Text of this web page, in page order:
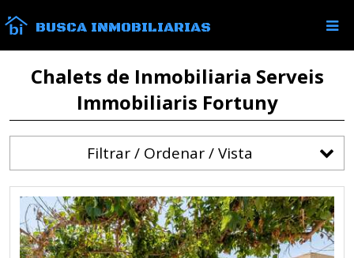
BUSCA INMOBILIARIAS
Chalets de Inmobiliaria Serveis
Immobiliaris Fortuny
Filtrar / Ordenar / Vista